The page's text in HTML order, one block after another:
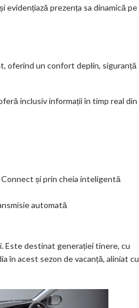
prezența sa dinamică pe
oferind un confort deplin, siguranță
inclusiv informații în timp real din
și prin cheia inteligentă
automată
Este destinat generației tinere, cu
în acest sezon de vacanță, aliniat cu